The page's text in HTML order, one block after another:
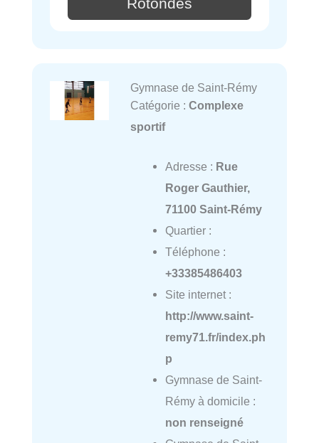
Rotondes
Gymnase de Saint-Rémy
Catégorie : Complexe
sportif
Adresse : Rue
Roger Gauthier,
71100 Saint-Rémy
Quartier :
Téléphone :
+33385486403
Site internet :
http://www.saint-
remy71.fr/index.ph
p
Gymnase de Saint-
Rémy à domicile :
non renseigné